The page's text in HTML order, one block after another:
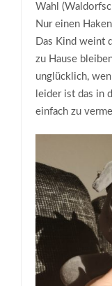
Wahl
Nur einen
Das Kind weint
zu Hause
unglücklich,
leider ist das in
einfach zu